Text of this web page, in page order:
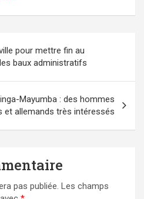
pour mettre fin au
baux administratifs
Mayumba : des hommes
et allemands très intéressés
pas publiée. Les champs